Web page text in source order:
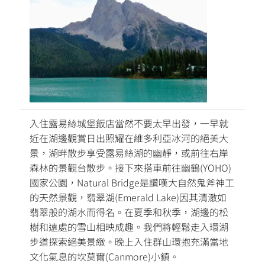
入住露易絲城堡飯店當然不要太早出發，一早就
近在湖邊觀賞日出照耀在維多利亞冰河的絕美大
景，湖畔散步享受露易絲湖的幽靜，或前往右岸
森林的景觀台散步。接下來搭車前往幽鶴(YOHO)
國家公園，Natural Bridge是讚嘆大自然鬼斧神工
的天然景觀，翡翠湖(Emerald Lake)因其清澈如
翡翠般的湖水而得名。在夏季和秋季，湖邊的松
樹和遠處的雪山相映成趣。我們將輕鬆走入環湖
步道探索絕美景緻。晚上入住群山環抱充滿當地
文化氣息的坎莫爾(Canmore)小鎮。